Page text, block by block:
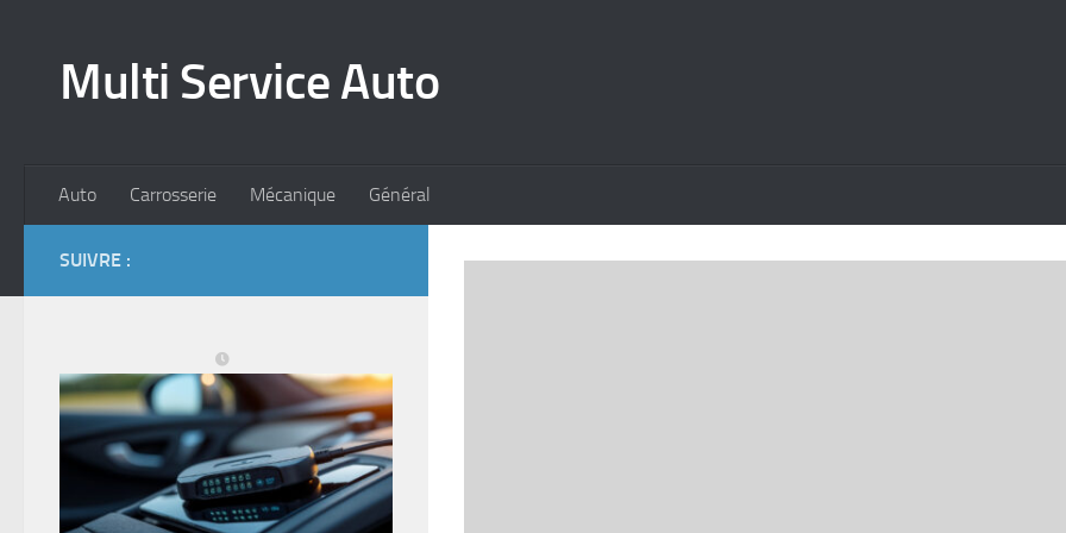
Multi Service Auto
Auto Carrosserie Mécanique Général
SUIVRE :